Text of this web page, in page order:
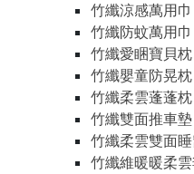
竹纖涼感萬用巾
竹纖防蚊萬用巾
竹纖愛睏寶貝枕
竹纖嬰童防晃枕
竹纖柔雲蓬蓬枕
竹纖雙面推車墊
竹纖柔雲雙面
竹纖維暖暖柔